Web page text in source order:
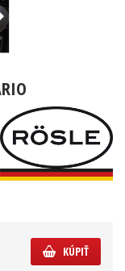
KÚPIŤ